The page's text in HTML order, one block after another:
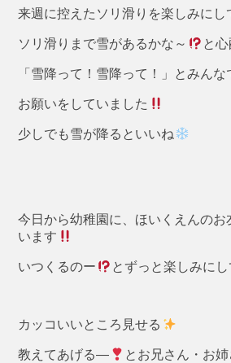
来週に控えたソリ滑りを楽しみに
ソリ滑りまで雪があるかな～ と心
「雪降って！雪降って！」とみん
お願いをしていました
少しでも雪が降るといいね
今日から幼稚園に、ほいくえんのお
います
いつくるのー とずっと楽しみに
カッコいいところ見せる
教えてあげる― とお兄さん・お